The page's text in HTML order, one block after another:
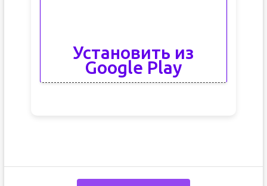
Установить из
Google Play